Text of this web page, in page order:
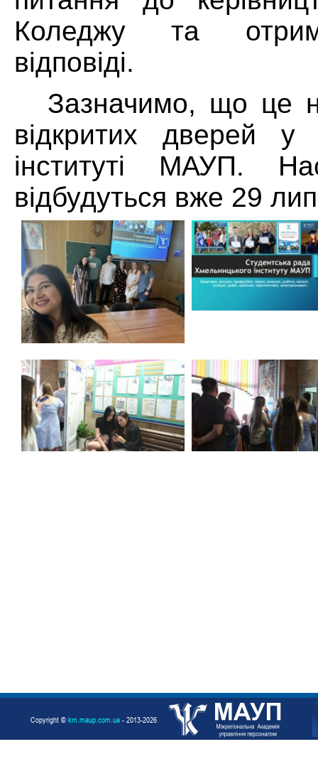
Коледжу та
відповіді.
Зазначимо, що це
відкритих дверей у
інституті МАУП.
відбудуться вже 29
Copyright © km.maup.com.ua - 2013-2026